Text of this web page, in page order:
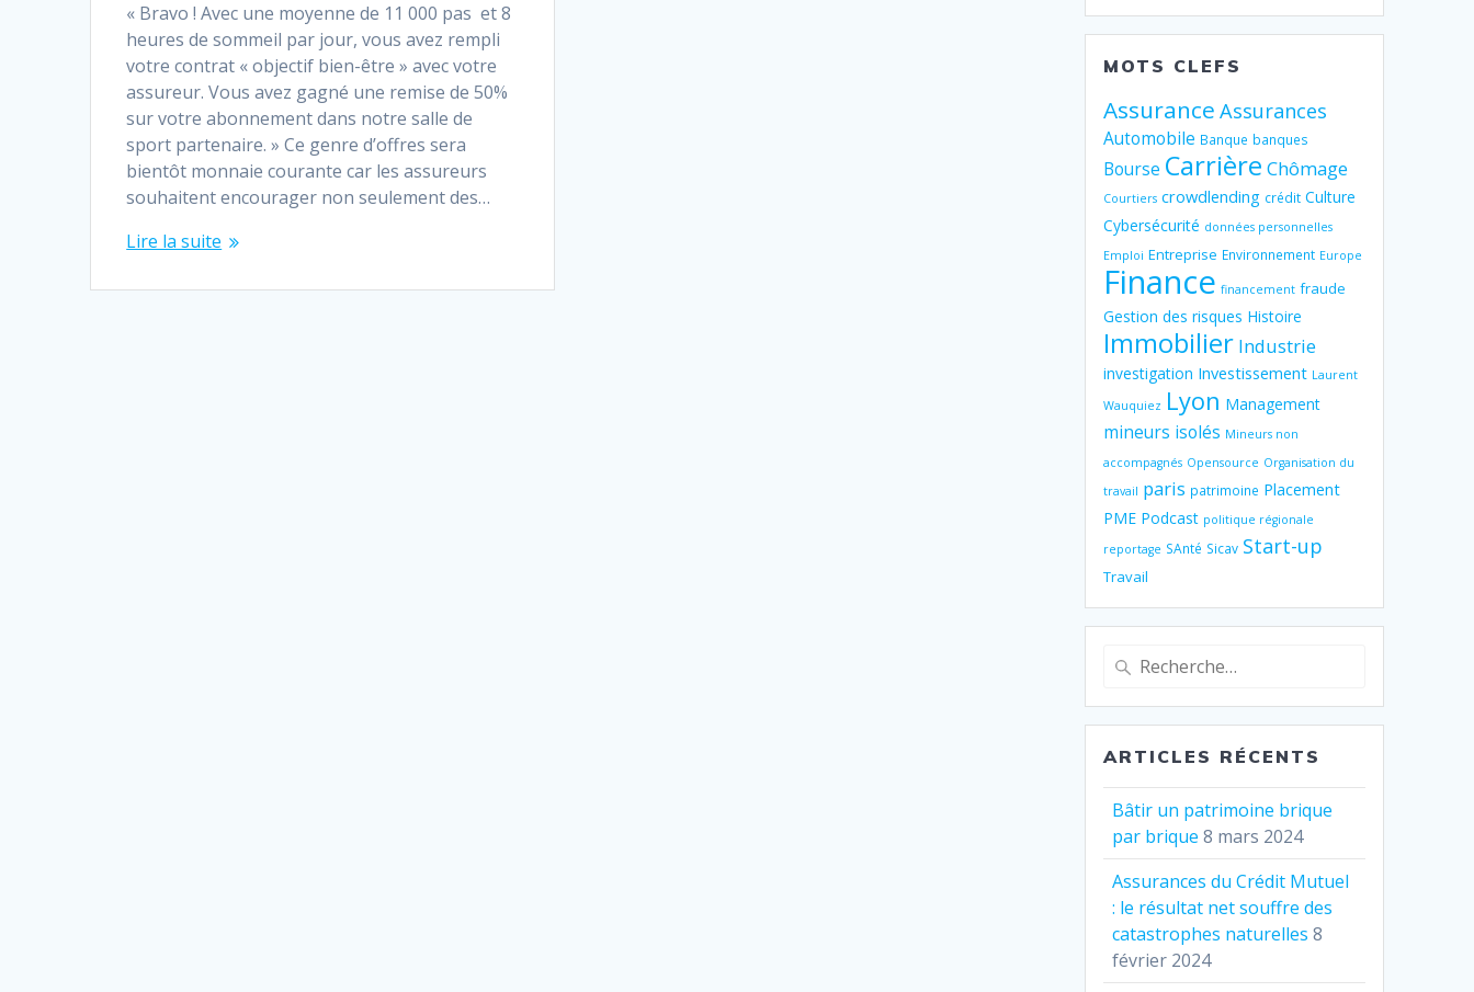
« Bravo ! Avec une moyenne de 11 000 pas et 8
heures de sommeil par jour, vous avez rempli
votre contrat « objectif bien-être » avec votre
assureur. Vous avez gagné une remise de 50%
sur votre abonnement dans notre salle de
sport partenaire. » Ce genre d’offres sera
bientôt monnaie courante car les assureurs
souhaitent encourager non seulement des…
Lire la suite
MOTS CLEFS
Assurance Assurances
Automobile Banque banques
Bourse Carrière Chômage
Courtiers crowdlending crédit Culture
Cybersécurité données personnelles
Emploi Entreprise Environnement Europe
Finance financement fraude
Gestion des risques Histoire
Immobilier Industrie
investigation Investissement Laurent
Wauquiez Lyon Management
mineurs isolés Mineurs non
accompagnés Opensource Organisation du
travail paris patrimoine Placement
PME Podcast politique régionale
reportage SAnté Sicav Start-up
Travail
Recherche
:
ARTICLES RÉCENTS
Bâtir un patrimoine brique
par brique 8 mars 2024
Assurances du Crédit Mutuel
: le résultat net souffre des
catastrophes naturelles 8
février 2024